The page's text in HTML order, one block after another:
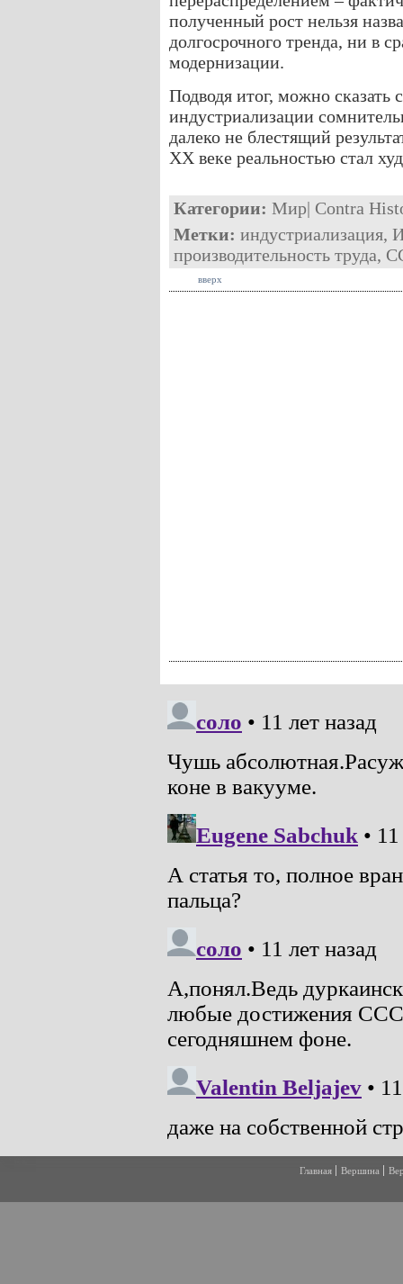
полученный рост нельзя
долгосрочного тренда, ни в
модернизации.
Подводя итог, можно
индустриализации
далеко не блестящий
XX веке реальностью стал
Категории: Мир| Contra
Метки: индустриализация,
производительность труда,
вверх
Главная Вершина